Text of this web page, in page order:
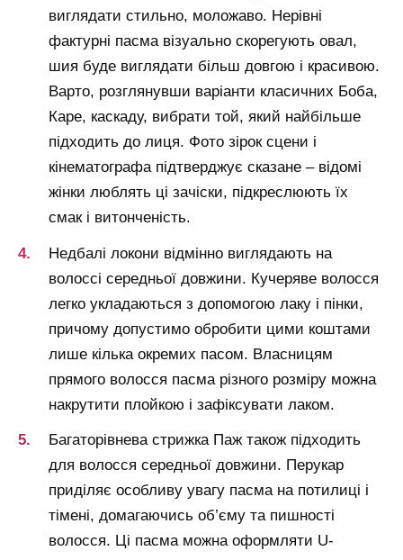
виглядати стильно, моложаво. Нерівні
фактурні пасма візуально скорегують овал,
шия буде виглядати більш довгою і красивою.
Варто, розглянувши варіанти класичних Боба,
Каре, каскаду, вибрати той, який найбільше
підходить до лиця. Фото зірок сцени і
кінематографа підтверджує сказане – відомі
жінки люблять ці зачіски, підкреслюють їх
смак і витонченість.
Недбалі локони відмінно виглядають на
волоссі середньої довжини. Кучеряве волосся
легко укладаються з допомогою лаку і пінки,
причому допустимо обробити цими коштами
лише кілька окремих пасом. Власницям
прямого волосся пасма різного розміру можна
накрутити плойкою і зафіксувати лаком.
Багаторівнева стрижка Паж також підходить
для волосся середньої довжини. Перукар
приділяє особливу увагу пасма на потилиці і
тімені, домагаючись об’єму та пишності
волосся. Ці пасма можна оформляти U-